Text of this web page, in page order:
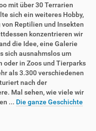
mit über 30 Terrarien
sich ein weiteres Hobby,
Reptilien und Insekten
konzentrieren wir
die Idee, eine Galerie
sich ausnahmslos um
oder in Zoos und Tierparks
als 3.300 verschiedenen
nach der
Mal sehen, wie viele wir
... Die ganze Geschichte